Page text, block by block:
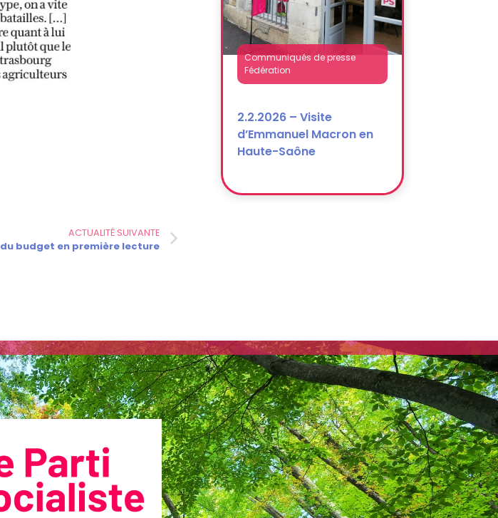
ACTUALITÉ SUIVANTE
du budget en première lecture
2.2.2026 – Visite
d’Emmanuel Macron en
Haute-Saône
Elections municipales
2026 – Vesoul